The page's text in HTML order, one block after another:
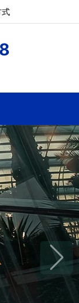
式